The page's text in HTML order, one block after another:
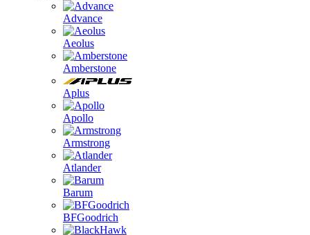
Advance
Aeolus
Amberstone
Aplus
Apollo
Armstrong
Atlander
Barum
BFGoodrich